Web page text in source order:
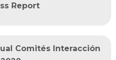
Report
Comités Interacción